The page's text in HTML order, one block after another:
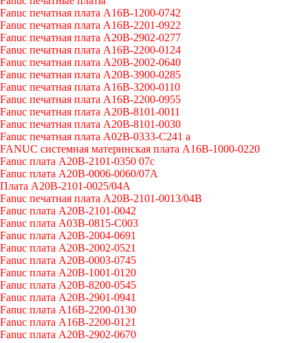
Fanuc печатная плата A16B-1200-0742
Fanuc печатная плата A16B-2201-0922
Fanuc печатная плата A20B-2902-0277
Fanuc печатная плата A16B-2200-0124
Fanuc печатная плата A20B-2002-0640
Fanuc печатная плата A20B-3900-0285
Fanuc печатная плата A16B-3200-0110
Fanuc печатная плата A16B-2200-0955
Fanuc печатная плата A20B-8101-0011
Fanuc печатная плата A20B-8101-0030
Fanuc печатная плата A02B-0333-C241 a
FANUC системная материнская плата A16B-1000-0220
Fanuc плата A20B-2101-0350 07c
Fanuc плата A20B-0006-0060/07A
Плата A20B-2101-0025/04A
Fanuc печатная плата A20B-2101-0013/04B
Fanuc плата A20B-2101-0042
Fanuc плата A03B-0815-C003
Fanuc плата A20B-2004-0691
Fanuc плата A20B-2002-0521
Fanuc плата A20B-0003-0745
Fanuc плата A20B-1001-0120
Fanuc плата A20B-8200-0545
Fanuc плата A20B-2901-0941
Fanuc плата A16B-2200-0130
Fanuc плата A16B-2200-0121
Fanuc плата A20B-2902-0670